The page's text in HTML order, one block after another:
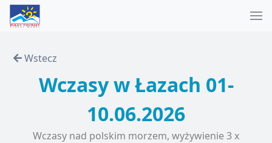
Wstecz
Wczasy w Łazach 01-
10.06.2026
Wczasy nad polskim morzem, wyżywienie 3 x